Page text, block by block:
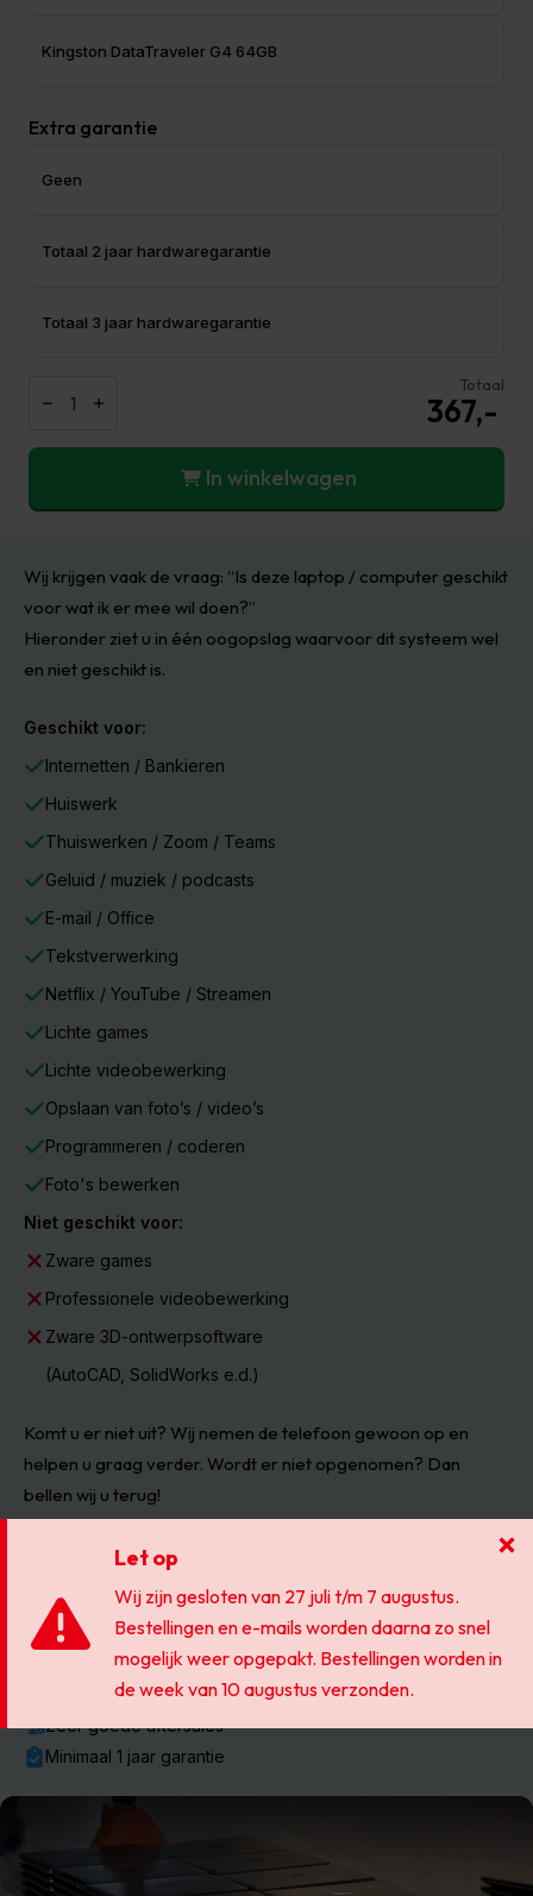
Kingston DataTraveler G4 64GB
Extra garantie
Geen
Totaal 2 jaar hardwaregarantie
Totaal 3 jaar hardwaregarantie
Totaal
367,-
ProDesk
G4
Mini
i3
-
|
16GB
DDR4
|
512GB
SSD
DisplayPort
WiFi
1x
C
|
|
11
|
hoeveelheid
In winkelwagen
Wij krijgen vaak de vraag: “Is deze laptop / computer geschikt
voor wat ik er mee wil doen?”
Hieronder ziet u in één oogopslag waarvoor dit systeem wel
en niet geschikt is.
Geschikt voor:
Internetten / Bankieren
Huiswerk
Thuiswerken / Zoom / Teams
Geluid / muziek / podcasts
E-mail / Office
Tekstverwerking
Netflix / YouTube / Streamen
Lichte games
Lichte videobewerking
Opslaan van foto’s / video’s
Programmeren / coderen
Foto's bewerken
Niet geschikt voor:
Zware games
Professionele videobewerking
Zware 3D-ontwerpsoftware
(AutoCAD, SolidWorks e.d.)
Komt u er niet uit? Wij nemen de telefoon gewoon op en
helpen u graag verder. Wordt er niet opgenomen? Dan
bellen wij u terug!
Over ons
Beste refurbished producten van NL
Snelle levering
26 jaar ervaring
Zeer goede aftersales
Minimaal 1 jaar garantie